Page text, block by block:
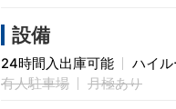
設備
24時間入出庫可能
ハイ
有人駐車場
月極あり